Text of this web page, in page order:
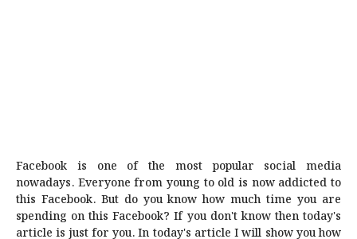
Facebook is one of the most popular social media
nowadays. Everyone from young to old is now addicted to
this Facebook. But do you know how much time you are
spending on this Facebook? If you don't know then today's
article is just for you. In today's article I will show you how